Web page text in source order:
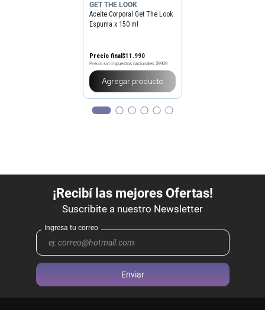
GET THE LOOK
Aceite Corporal Get The Look
Espuma x 150 ml
Precio final$11 .990
Precio sin impuestos nacionales $9909
Agregar producto
Enviar